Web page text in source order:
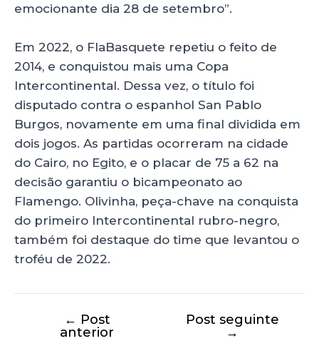
emocionante dia 28 de setembro”.
Em 2022, o FlaBasquete repetiu o feito de
2014, e conquistou mais uma Copa
Intercontinental. Dessa vez, o título foi
disputado contra o espanhol San Pablo
Burgos, novamente em uma final dividida em
dois jogos. As partidas ocorreram na cidade
do Cairo, no Egito, e o placar de 75 a 62 na
decisão garantiu o bicampeonato ao
Flamengo. Olivinha, peça-chave na conquista
do primeiro Intercontinental rubro-negro,
também foi destaque do time que levantou o
troféu de 2022.
← Post
anterior
Post seguinte
→